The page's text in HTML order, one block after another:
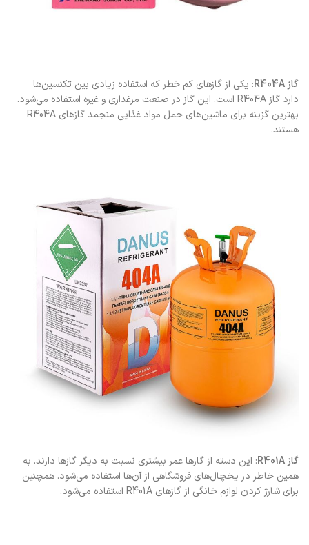
گاز R404A
: یکی از گازهای کم خطر که استفاده زیادی بین تکنسین‌ها
دارد گاز R404A است. این گاز در صنعت مرغداری و غیره استفاده می‌شود.
بهترین گزینه برای ماشین‌های حمل مواد غذایی منجمد گازهای R404A
هستند.
گاز R401A
: این دسته از گازها عمر بیشتری نسبت به دیگر گازها دارند. به
همین خاطر در یخچال‌های فروشگاهی از آن‌ها استفاده می‌شود. همچنین
برای شارژ کردن لوازم خانگی از گازهای R401A استفاده می‌شود.